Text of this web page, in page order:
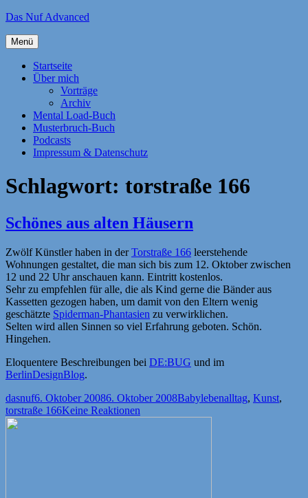
Zum
springen
Das Nuf Advanced
Menü
Startseite
Über mich
Vorträge
Archiv
Mental Load-Buch
Musterbruch-Buch
Podcasts
Impressum & Datenschutz
Schlagwort: torstraße 166
Schönes aus alten Häusern
Zwölf Künstler haben in derTorstraße 166 leerstehende
Wohnungen gestaltet, die man sich bis zum 12. Oktober zwischen
12 und 22 Uhr anschauen kann. Eintritt kostenlos.
Sehr zu empfehlen für alle, die als Kind gerne die Bänder aus
Kassetten gezogen haben, um damit von den Eltern wenig
geschätzte Spiderman-Phantasien zu verwirklichen.
Selten wird allen Sinnen so viel Erfahrung geboten. Schön.
Hingehen.
Eloquentere Beschreibungen bei DE:BUG und im
BerlinDesignBlog.
Autor
dasnufVeröffentlicht
am
6. Oktober 20086. Oktober 2008Kategorien
BabylebenSchlagwörter
alltag, Kunst,
torstraße 166Keine Reaktionen